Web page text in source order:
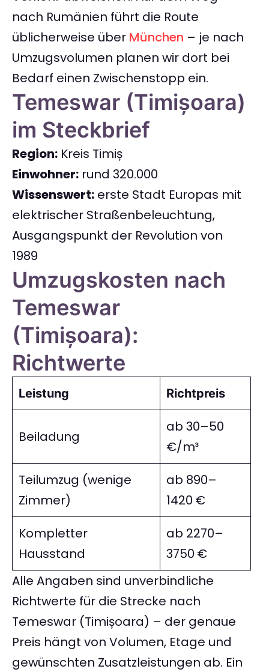
nach Rumänien führt die Route
üblicherweise über München – je nach
Umzugsvolumen planen wir dort bei
Bedarf einen Zwischenstopp ein.
Temeswar (Timișoara)
im Steckbrief
Region: Kreis Timiș
Einwohner: rund 320.000
Wissenswert: erste Stadt Europas mit
elektrischer Straßenbeleuchtung,
Ausgangspunkt der Revolution von
1989
Umzugskosten nach
Temeswar
(Timișoara):
Richtwerte
Leistung Richtpreis
Beiladung
ab 30–50
€/m³
Teilumzug (wenige
Zimmer)
ab 890–
1420 €
Kompletter
Hausstand
ab 2270–
3750 €
Alle Angaben sind unverbindliche
Richtwerte für die Strecke nach
Temeswar (Timișoara) – der genaue
Preis hängt von Volumen, Etage und
gewünschten Zusatzleistungen ab. Ein